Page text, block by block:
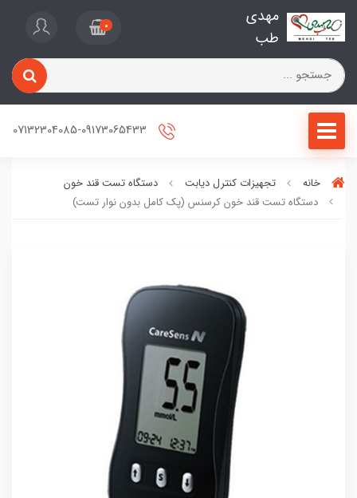
مهدی
طب
0
خانه تجهیزات کنترل دیابت
دستگاه تست قند خون
دستگاه تست قند خون کرسنس (پک کامل بدون نوار تست)